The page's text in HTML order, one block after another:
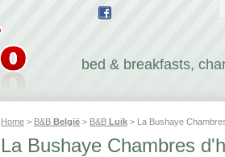
bed & breakfasts,
Home > B&B België > B&B Luik > La Bushaye
La Bushaye Chambres